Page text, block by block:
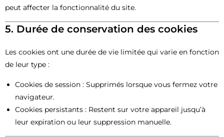
peut affecter la fonctionnalité du site.
5. Durée de conservation des cookies
Les cookies ont une durée de vie limitée qui varie en fonction
de leur type :
Cookies de session : Supprimés lorsque vous fermez votre
navigateur.
Cookies persistants : Restent sur votre appareil jusqu’à
leur expiration ou leur suppression manuelle.